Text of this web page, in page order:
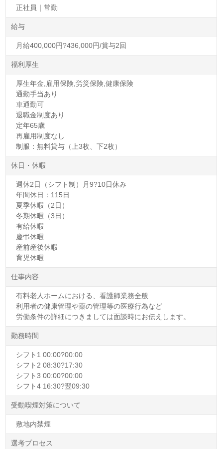
正社員｜常勤
給与
月給400,000円?436,000円/賞与2回
福利厚生
厚生年金,雇用保険,労災保険,健康保険
通勤手当あり
車通勤可
退職金制度あり
定年65歳
再雇用制度なし
制服：無料貸与（上3枚、下2枚）
休日・休暇
週休2日（シフト制）月9?10日休み
年間休日：115日
夏季休暇（2日）
冬期休暇（3日）
有給休暇
慶弔休暇
産前産後休暇
育児休暇
仕事内容
有料老人ホームにおける、看護師業務全般
利用者の健康管理や薬の管理等の医療行為など
労働条件の詳細につきましては面談時にお伝えします。
勤務時間
シフト1 00:00?00:00
シフト2 08:30?17:30
シフト3 00:00?00:00
シフト4 16:30?翌09:30
受動喫煙対策について
敷地内禁煙
選考プロセス